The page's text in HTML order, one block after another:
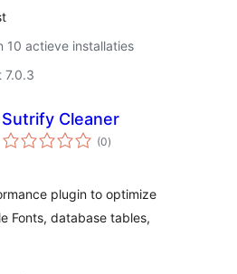
10 actieve installaties
7.0.3
Sutrify Cleaner
(0totaal
waarderingen
)
plugin to optimize
Fonts, database tables,